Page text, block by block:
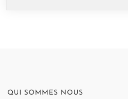
QUI SOMMES NOUS